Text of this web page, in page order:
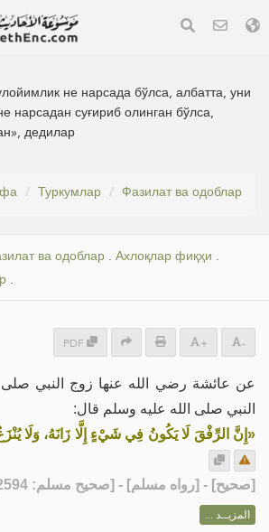
не нарсада бўлса, албатта, уни
нарсадан суғириб олинган бўлса,
дедилар
Туркумлар Фазилат ва одоблар
ва одоблар . Ахлоқлар фиқҳи .
.
PDF + -
عن عائشة رضي الله عنها زوج النبي
النبي صلى الله عليه وسلم قال:
«إِنَّ الرِّفْقَ لَا يَكُونُ فِي شَيْءٍ إِلَّا زَانَهُ، وَلَا
[صحيح] - [رواه مسلم] - [صحيح مسلم: 2594]
المزيــد ...